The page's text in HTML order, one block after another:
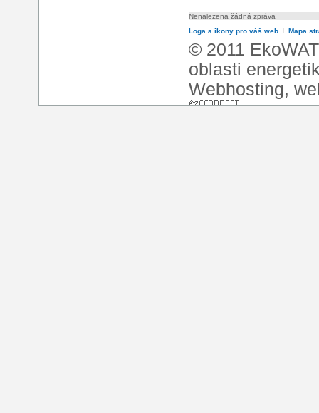
Nenalezena žádná zpráva
Loga a ikony pro váš web l Mapa
© 2011
oblasti
Webhosting,